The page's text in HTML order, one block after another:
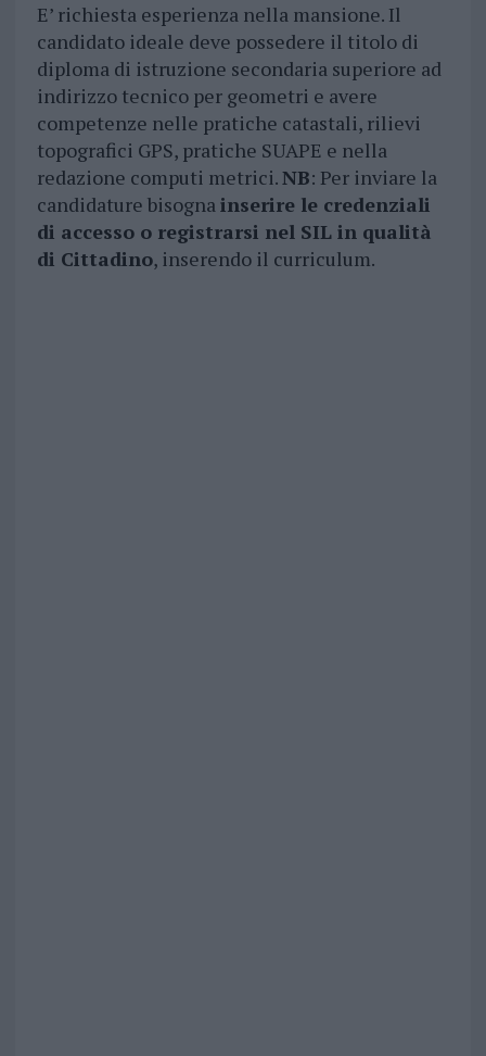
E’ richiesta esperienza nella mansione. Il
candidato ideale deve possedere il titolo di
diploma di istruzione secondaria superiore ad
indirizzo tecnico per geometri e avere
competenze nelle pratiche catastali, rilievi
topografici GPS, pratiche SUAPE e nella
redazione computi metrici.NB: Per inviare la
candidature bisognainserire le credenziali
di accesso o registrarsi nel SIL in qualità
di Cittadino, inserendo il curriculum.